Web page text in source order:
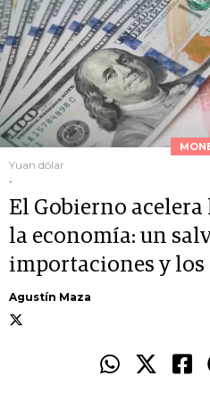
Yuan dólar
.
El Gobierno
la economía: un
importaciones y los
Agustín Maza